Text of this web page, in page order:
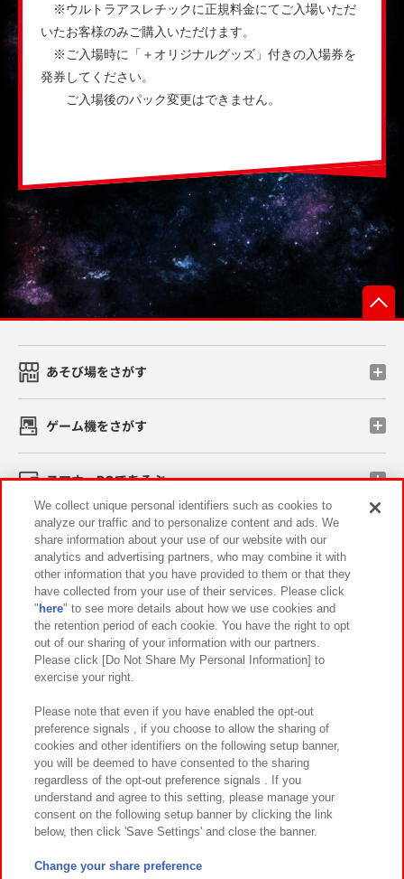
※ウルトラアスレチックに正規料金にてご入場いただ
いたお客様のみご購入いただけます。
※ご入場時に「＋オリジナルグッズ」付きの入場券を
発券してください。
ご入場後のパック変更はできません。
あそび場をさがす
ゲーム機をさがす
スマホ・PCであそぶ
イベント・キャンペーン
関連会社 サステナビリティ サイトポリシー
プライバシーポリシー ウェブアクセシビリティ方針と検証結果
お取引先さまとともに
カスタマーハラスメント対応方針 よくあるご質問・お問い合わせ
©Bandai Namco Amusement Inc.
©Bandai Namco Amusement Lab Inc.
We collect unique personal identifiers such as cookies to
analyze our traffic and to personalize content and ads. We
share information about your use of our website with our
analytics and advertising partners, who may combine it with
other information that you have provided to them or that they
have collected from your use of their services. Please click
" here" to see more details about how we use cookies and
the retention period of each cookie. You have the right to opt
out of our sharing of your information with our partners.
Please click [Do Not Share My Personal Information] to
exercise your right.
Please note that even if you have enabled the opt-out
preference signals , if you choose to allow the sharing of
cookies and other identifiers on the following setup banner,
you will be deemed to have consented to the sharing
regardless of the opt-out preference signals . If you
understand and agree to this setting, please manage your
consent on the following setup banner by clicking the link
below, then click 'Save Settings' and close the banner.
Change your share preference